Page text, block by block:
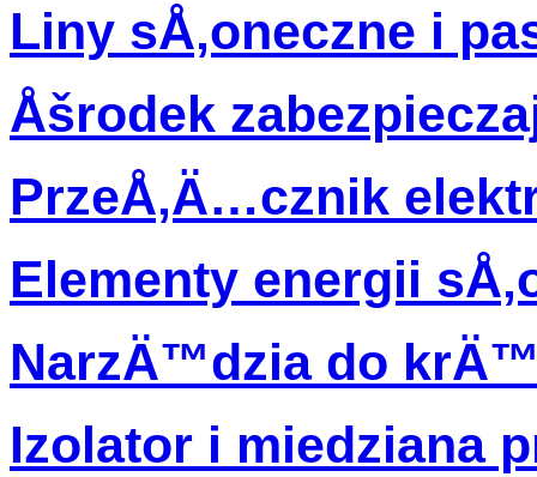
Liny sÅ‚oneczne i
Åšrodek
PrzeÅ‚Ä…cznik
Elementy energii
NarzÄ™dzia do
Izolator i miedziana